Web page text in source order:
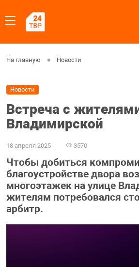
На главную Новости
Новости
Встреча с
Владимирской
18 апреля 2025 3570
Чтобы добиться
благоустройстве двора
многоэтажек на улице
жителям потребовался
арбитр.